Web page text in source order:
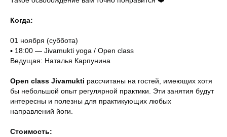
Когда:
01 ноября (суббота)
▪️ 18:00 — Jivamukti yoga / Open class
Ведущая: Наталья Карпунина
Open class Jivamukti рассчитаны на гостей, имеющих хотя
бы небольшой опыт регулярной практики. Эти занятия будут
интересны и полезны для практикующих любых
направлений йоги.
Стоимость: